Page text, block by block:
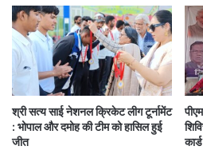
श्री सत्य साई नेशनल क्रिकेट लीग टूर्नामेंट
: भोपाल और दमोह की टीम को हासिल हुई
जीत
कार्ड